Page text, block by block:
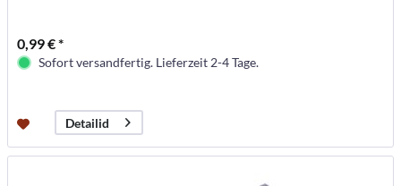
0,99 € *
Sofort versandfertig. Lieferzeit 2-4 Tage.
Detailid